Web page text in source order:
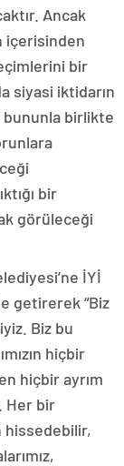
Ancak
içerisinden
bir
siyasi iktidarın
birlikte
bir
görüleceği
İYİ
getirerek “Biz
Biz bu
hiçbir
hiçbir ayrım
Her bir
hissedebilir,